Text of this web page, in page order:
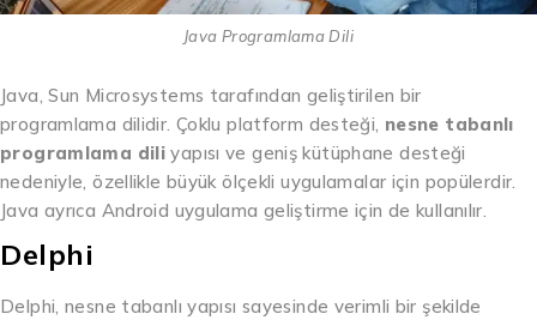
Java Programlama Dili
Java, Sun Microsystems tarafından geliştirilen bir
programlama dilidir. Çoklu platform desteği, nesne tabanlı
programlama dili yapısı ve geniş kütüphane desteği
nedeniyle, özellikle büyük ölçekli uygulamalar için popülerdir.
Java ayrıca Android uygulama geliştirme için de kullanılır.
Delphi
Delphi, nesne tabanlı yapısı sayesinde verimli bir şekilde